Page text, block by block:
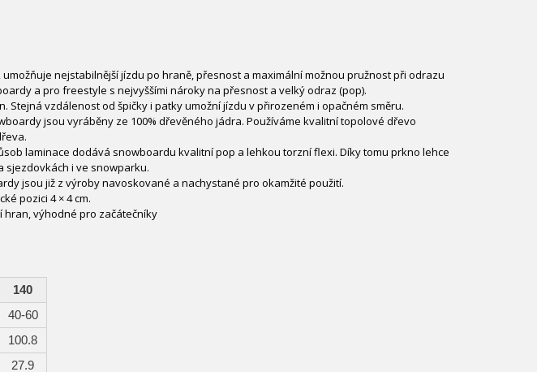
nejstabilnější jízdu po hraně, přesnost a maximální možnou pružnost při odrazu
a pro freestyle s nejvyššími nároky na přesnost a velký odraz (pop).
Stejná vzdálenost od špičky i patky umožní jízdu v přirozeném i opačném směru.
jsou vyráběny ze 100% dřevěného jádra. Používáme kvalitní topolové dřevo
laminace dodává snowboardu kvalitní pop a lehkou torzní flexi. Díky tomu prkno lehce
sjezdovkách i ve snowparku.
jsou již z výroby navoskované a nachystané pro okamžité použití.
pozici 4 × 4 cm.
výhodné pro začátečníky
140
40-60
100.8
27.9